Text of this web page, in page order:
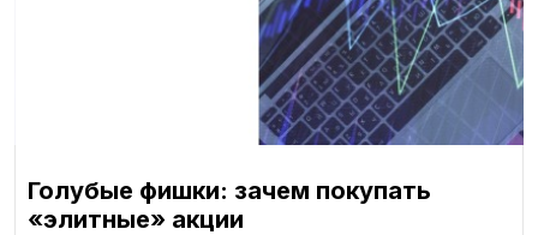
Голубые фишки: зачем покупать
«элитные» акции